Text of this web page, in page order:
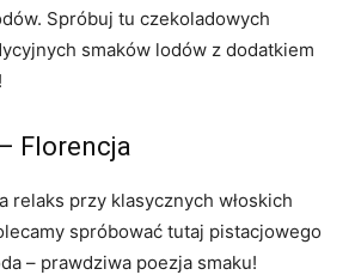
Spróbuj tu czekoladowych
smaków lodów⁢ z dodatkiem
Florencja
relaks przy ​klasycznych włoskich
spróbować tutaj pistacjowego
– prawdziwa poezja smaku!